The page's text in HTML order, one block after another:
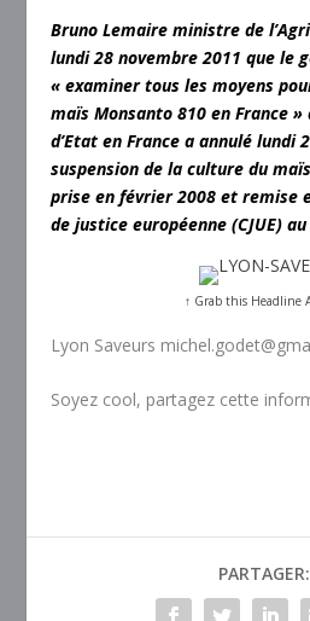
Bruno Lemaire ministre de
lundi 28 novembre 2011 que le
« examiner tous les moyens
maïs Monsanto 810 en France
d’Etat en France a annulé lundi
suspension de la culture du
prise en février 2008 et remise
de justice européenne (CJUE)
↑ Grab this Headline
Lyon Saveurs
Soyez cool, partagez cette
PARTAGER: